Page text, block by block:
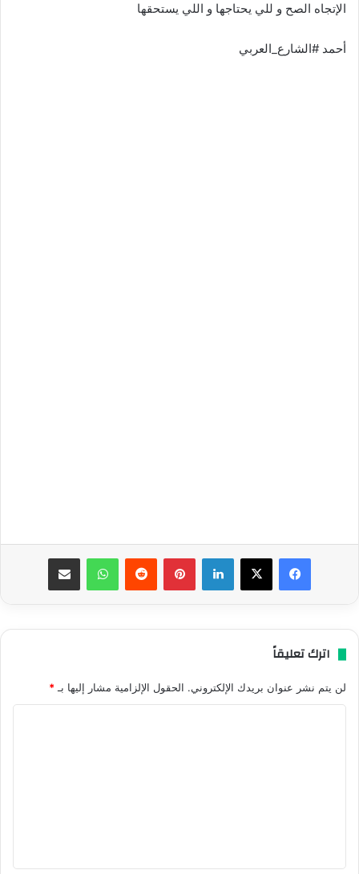
الإتجاه الصح و للي يحتاجها و اللي يستحقها
أحمد #الشارع_العربي
فيسبوك ‫X لينكدإن بينتيريست واتساب مشاركة عبر البريد
اترك تعليقاً
لن يتم نشر عنوان بريدك الإلكتروني. الحقول الإلزامية مشار إليها بـ *